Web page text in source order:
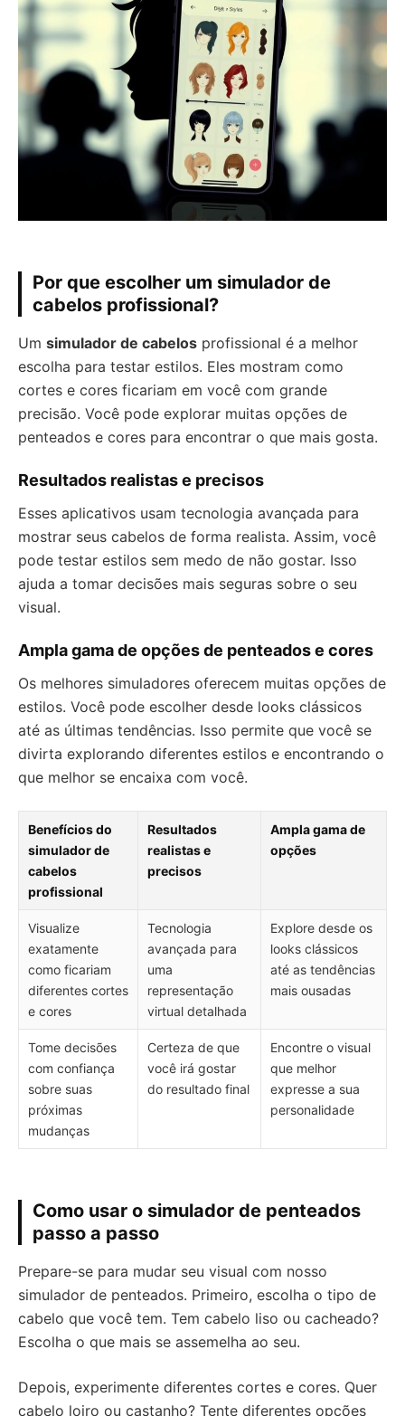
Por que escolher um simulador de
cabelos profissional?
Um simulador de cabelos profissional é a melhor
escolha para testar estilos. Eles mostram como
cortes e cores ficariam em você com grande
precisão. Você pode explorar muitas opções de
penteados e cores para encontrar o que mais gosta.
Resultados realistas e precisos
Esses aplicativos usam tecnologia avançada para
mostrar seus cabelos de forma realista. Assim, você
pode testar estilos sem medo de não gostar. Isso
ajuda a tomar decisões mais seguras sobre o seu
visual.
Ampla gama de opções de penteados e cores
Os melhores simuladores oferecem muitas opções de
estilos. Você pode escolher desde looks clássicos
até as últimas tendências. Isso permite que você se
divirta explorando diferentes estilos e encontrando o
que melhor se encaixa com você.
Benefícios do
simulador de
cabelos
profissional
Resultados
realistas e
precisos
Ampla gama de
opções
Visualize
exatamente
como ficariam
diferentes cortes
e cores
Tecnologia
avançada para
uma
representação
virtual detalhada
Explore desde os
looks clássicos
até as tendências
mais ousadas
Tome decisões
com confiança
sobre suas
próximas
mudanças
Certeza de que
você irá gostar
do resultado final
Encontre o visual
que melhor
expresse a sua
personalidade
Como usar o simulador de penteados
passo a passo
Prepare-se para mudar seu visual com nosso
simulador de penteados. Primeiro, escolha o tipo de
cabelo que você tem. Tem cabelo liso ou cacheado?
Escolha o que mais se assemelha ao seu.
Depois, experimente diferentes cortes e cores. Quer
cabelo loiro ou castanho? Tente diferentes opções